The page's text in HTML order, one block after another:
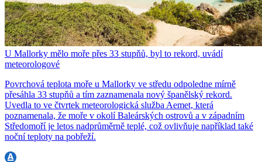
U Mallorky mělo moře přes 33 stupňů, byl to rekord, uvádí
meteorologové
Povrchová teplota moře u Mallorky ve středu odpoledne mírně
přesáhla 33 stupňů a tím zaznamenala nový španělský rekord.
Uvedla to ve čtvrtek meteorologická služba Aemet, která
poznamenala, že moře v okolí Baleárských ostrovů a v západním
Středomoří je letos nadprůměrně teplé, což ovlivňuje například také
noční teploty na pobřeží.